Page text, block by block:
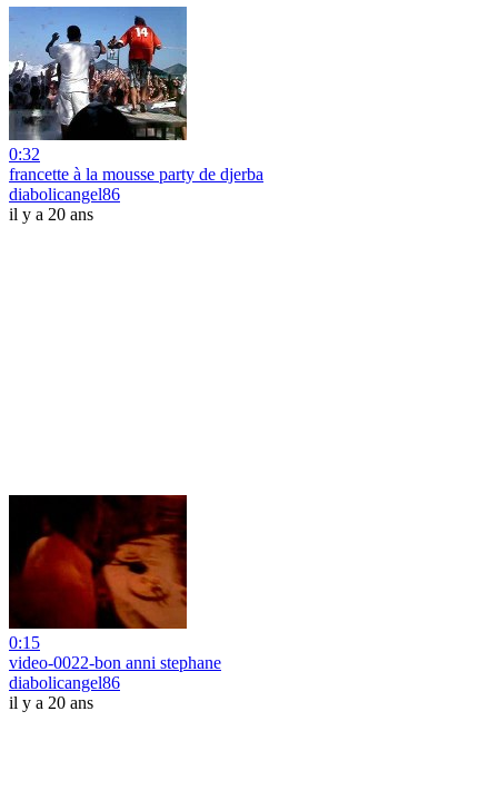
0:32
francette à la mousse party de djerba
diabolicangel86
il y a 20 ans
0:15
video-0022-bon anni stephane
diabolicangel86
il y a 20 ans